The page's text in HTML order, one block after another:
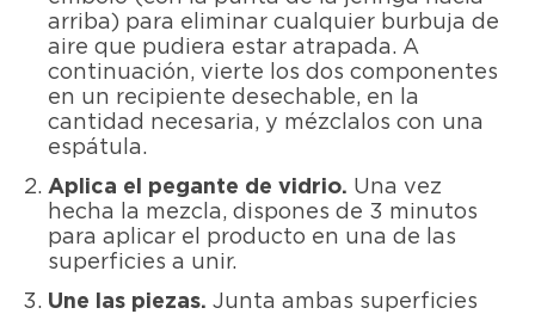
arriba) para eliminar cualquier burbuja de
aire que pudiera estar atrapada. A
continuación, vierte los dos componentes
en un recipiente desechable, en la
cantidad necesaria, y mézclalos con una
espátula.
Aplica el pegante de vidrio. Una vez
hecha la mezcla, dispones de 3 minutos
para aplicar el producto en una de las
superficies a unir.
Une las piezas. Junta ambas superficies